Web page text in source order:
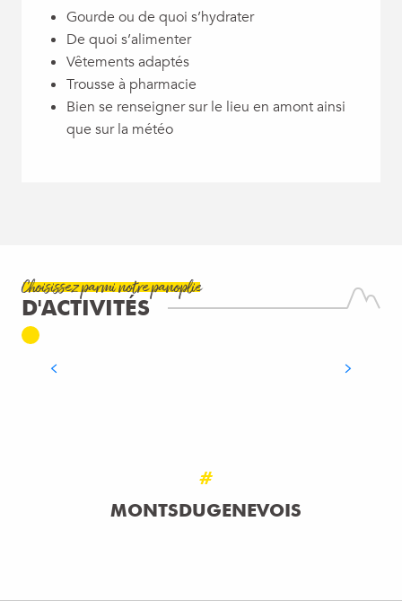
Gourde ou de quoi s’hydrater
De quoi s’alimenter
Vêtements adaptés
Trousse à pharmacie
Bien se renseigner sur le lieu en amont ainsi
que sur la météo
Choisissez parmi notre panoplie
D'ACTIVITÉS
#
MONTSDUGENEVOIS